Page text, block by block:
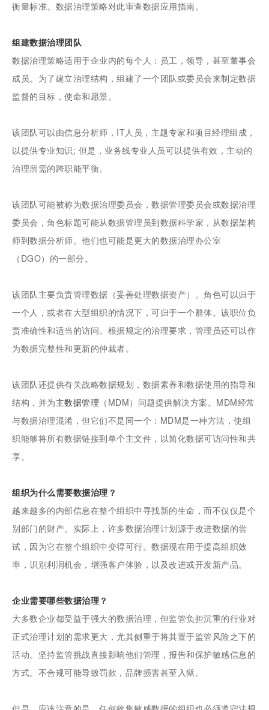
衡量标准。数据治理策略对此审查数据应用指南。
组建数据治理团队
数据治理策略适用于企业内的每个人：员工，领导，甚至董事会
成员。为了建立治理结构，组建了一个团队或委员会来制定数据
监督的目标，使命和愿景。
该团队可以由信息分析师，IT人员，主题专家和项目经理组成，
以提供专业知识; 但是，业务线专业人员可以提供有效，主动的
治理所需的跨职能平衡。
该团队可能被称为数据治理委员会，数据管理委员会或数据治理
委员会，角色标题可能从数据管理员到数据科学家，从数据架构
师到数据分析师。他们也可能是更大的数据治理办公室
（DGO）的一部分。
该团队主要负责管理数据（妥善处理数据资产）。角色可以归于
一个人，或者在大型组织的情况下，可归于一个群体。该职位负
责准确性和适当的访问。根据规定的治理要求，管理员还可以作
为数据完整性和更新的仲裁者。
该团队还提供有关战略数据规划，数据素养和数据使用的指导和
结构，并为主数据管理 （MDM）问题提供解决方案。MDM经常
与数据治理混淆，但它们不是同一个：MDM是一种方法，使组
织能够将所有数据链接到单个主文件，以简化数据可访问性和共
享。
组织为什么需要数据治理？
越来越多的内部信息在整个组织中寻找新的生命，而不仅仅是个
别部门的财产。实际上，许多数据治理计划源于改进数据的尝
试，因为它在整个组织中变得可行。数据现在用于提高组织效
率，识别利润机会，增强客户体验，以及改进或开发新产品。
企业需要哪些数据治理？
大多数企业都受益于强大的数据治理，但监管负担沉重的行业对
正式治理计划的需求更大，尤其侧重于将其置于监管风险之下的
活动。坚持监管挑战直接影响他们管理，报告和保护敏感信息的
方式。不合规可能导致罚款，品牌损害甚至入狱。